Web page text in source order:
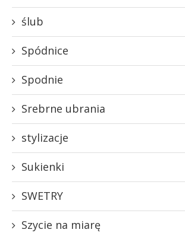
ślub
Spódnice
Spodnie
Srebrne ubrania
stylizacje
Sukienki
SWETRY
Szycie na miarę